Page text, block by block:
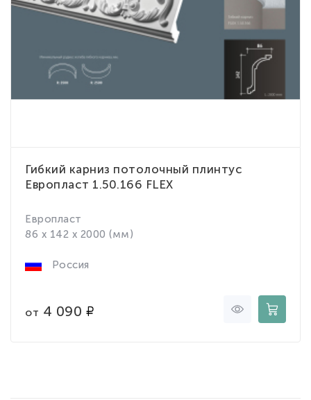
Гибкий карниз потолочный плинтус
Европласт 1.50.166 FLEX
Европласт
86 x 142 x 2000 (мм)
Россия
от 4 090